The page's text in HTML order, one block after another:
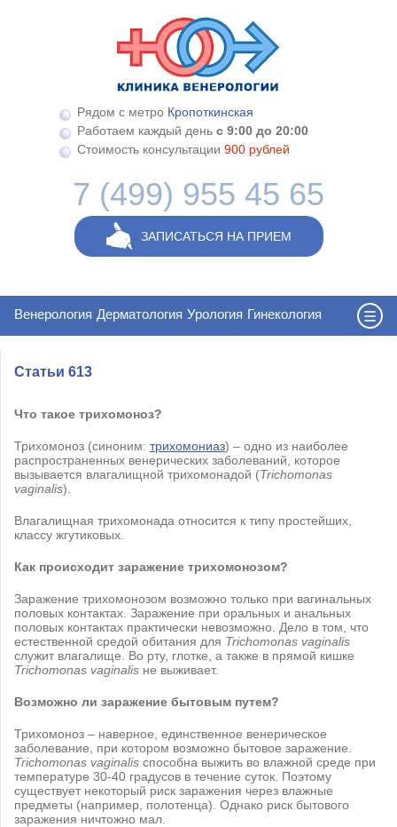
Рядом с метро Кропоткинская
Работаем каждый день с 9:00 до 20:00
Стоимость консультации 900 рублей
7 (499) 955 45 65
ЗАПИСАТЬСЯ НА ПРИЕМ
Венерология Дерматология Урология Гинекология
Статьи 613
Что такое трихомоноз?
Трихомоноз (синоним: трихомониаз) – одно из наиболее
распространенных венерических заболеваний, которое
вызывается влагалищной трихомонадой (Trichomonas
vaginalis).
Влагалищная трихомонада относится к типу простейших,
классу жгутиковых.
Как происходит заражение трихомонозом?
Заражение трихомонозом возможно только при вагинальных
половых контактах. Заражение при оральных и анальных
половых контактах практически невозможно. Дело в том, что
естественной средой обитания для Trichomonas vaginalis
служит влагалище. Во рту, глотке, а также в прямой кишке
Trichomonas vaginalis не выживает.
Возможно ли заражение бытовым путем?
Трихомоноз – наверное, единственное венерическое
заболевание, при котором возможно бытовое заражение.
Trichomonas vaginalis способна выжить во влажной среде при
температуре 30-40 градусов в течение суток. Поэтому
существует некоторый риск заражения через влажные
предметы (например, полотенца). Однако риск бытового
заражения ничтожно мал.